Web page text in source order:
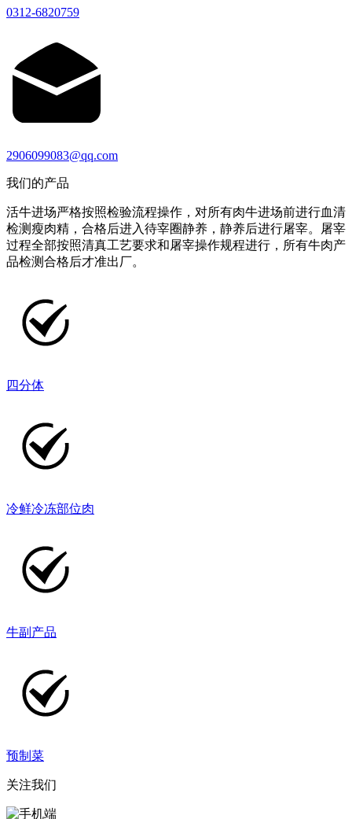
0312-6820759
2906099083@qq.com
我们的产品
活牛进场严格按照检验流程操作，对所有肉牛进场前进行血清
检测瘦肉精，合格后进入待宰圈静养，静养后进行屠宰。屠宰
过程全部按照清真工艺要求和屠宰操作规程进行，所有牛肉产
品检测合格后才准出厂。
四分体
冷鲜冷冻部位肉
牛副产品
预制菜
关注我们